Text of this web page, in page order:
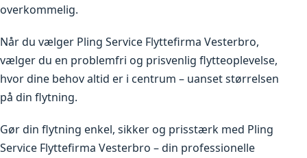
overkommelig.
Når du vælger Pling Service Flyttefirma Vesterbro,
vælger du en problemfri og prisvenlig flytteoplevelse,
hvor dine behov altid er i centrum – uanset størrelsen
på din flytning.
Gør din flytning enkel, sikker og prisstærk med Pling
Service Flyttefirma Vesterbro – din professionelle